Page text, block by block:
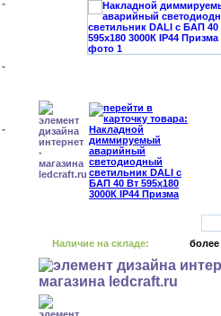
Наличие на складе: более